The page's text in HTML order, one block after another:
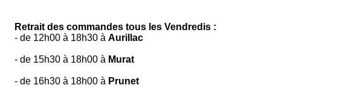
Retrait des commandes tous les Vendredis :
- de 12h00 à 18h30 à Aurillac
- de 15h30 à 18h00 à Murat
- de 16h30 à 18h00 à Prunet